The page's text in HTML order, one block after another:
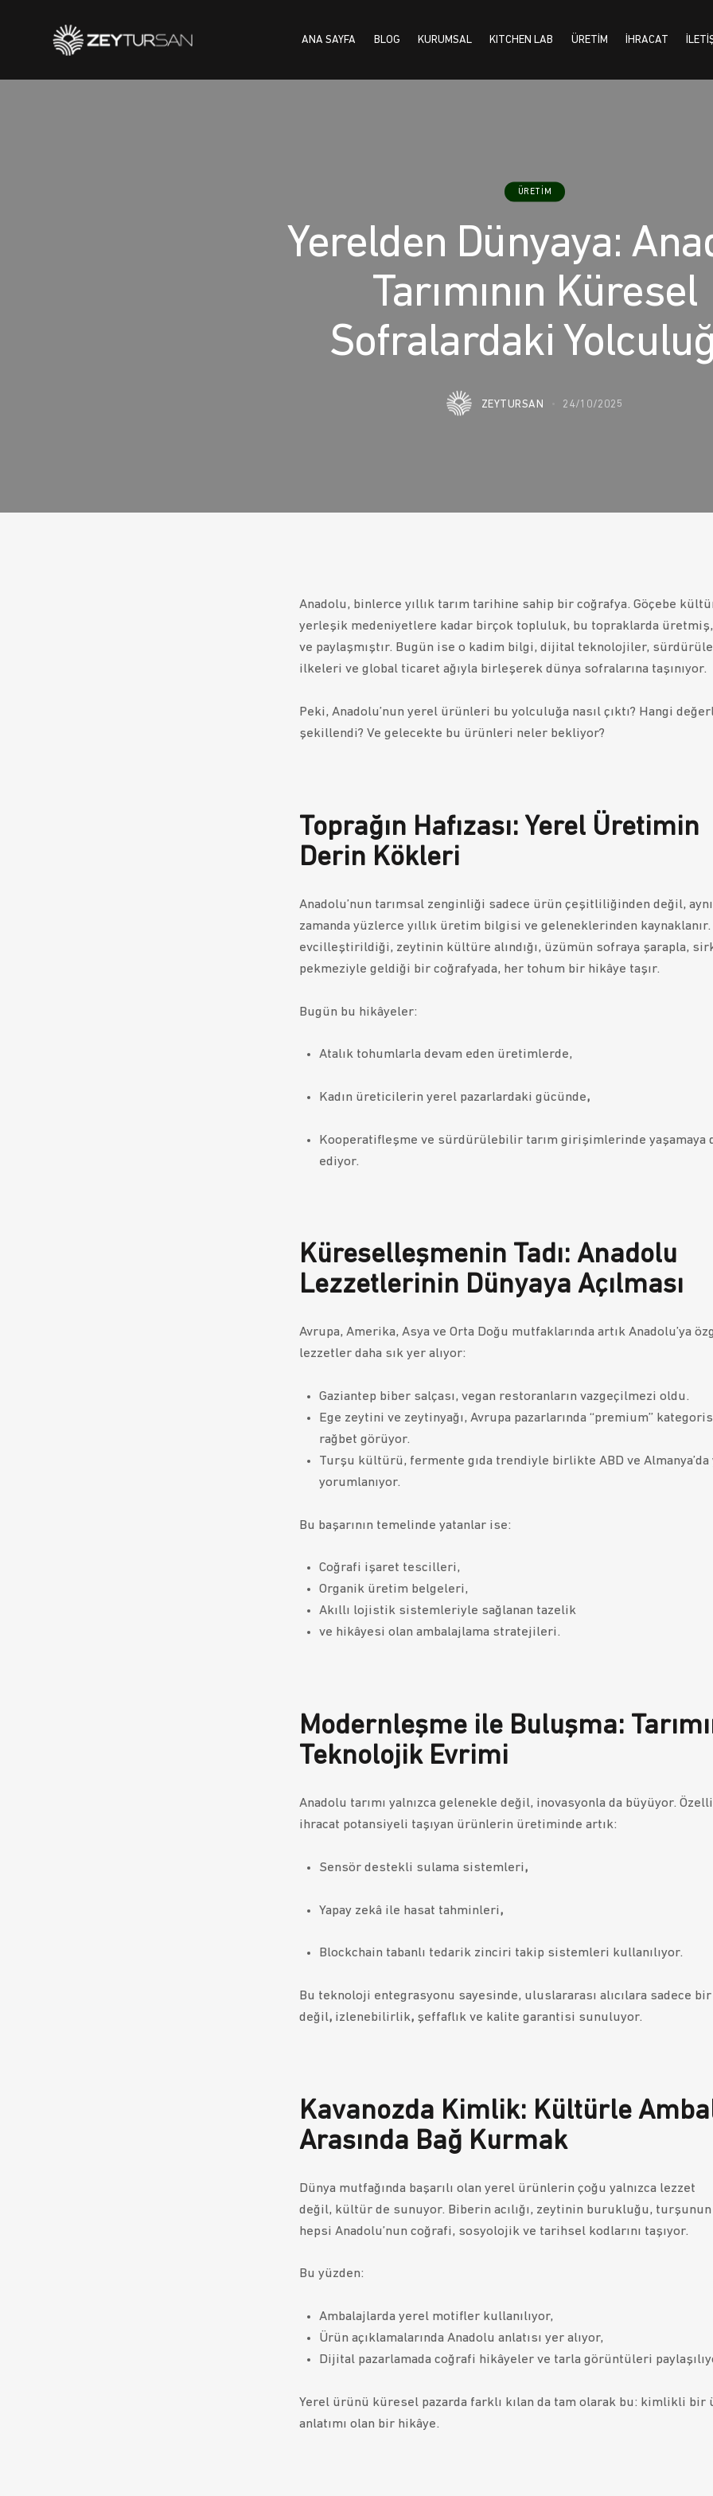
ANA SAYFA BLOG KURUMSAL KITCHEN LAB ÜRETİM İHRACAT
ÜRETIM
Yerelden Dünyaya:
Tarımının Küresel
Sofralardaki
ZEYTURSAN 24/10/2025
Anadolu, binlerce yıllık tarım tarihine sahip bir coğrafya. Göçebe
yerleşik medeniyetlere kadar birçok topluluk, bu topraklarda üretmiş,
ve paylaşmıştır. Bugün ise o kadim bilgi, dijital teknolojiler,
ilkeleri ve global ticaret ağıyla birleşerek dünya sofralarına taşınıyor.
Peki, Anadolu’nun yerel ürünleri bu yolculuğa nasıl çıktı? Hangi
şekillendi? Ve gelecekte bu ürünleri neler bekliyor?
Toprağın Hafızası: Yerel Üretimin
Derin Kökleri
Anadolu’nun tarımsal zenginliği sadece ürün çeşitliliğinden değil, aynı
zamanda yüzlerce yıllık üretim bilgisi ve geleneklerinden kaynaklanır.
evcilleştirildiği, zeytinin kültüre alındığı, üzümün sofraya şarapla,
pekmeziyle geldiği bir coğrafyada, her tohum bir hikâye taşır.
Bugün bu hikâyeler:
Atalık tohumlarla devam eden üretimlerde,
Kadın üreticilerin yerel pazarlardaki gücünde,
Kooperatifleşme ve sürdürülebilir tarım girişimlerinde yaşamaya
ediyor.
Küreselleşmenin Tadı: Anadolu
Lezzetlerinin Dünyaya Açılması
Avrupa, Amerika, Asya ve Orta Doğu mutfaklarında artık Anadolu’ya
lezzetler daha sık yer alıyor:
Gaziantep biber salçası, vegan restoranların vazgeçilmezi oldu.
Ege zeytini ve zeytinyağı, Avrupa pazarlarında “premium”
rağbet görüyor.
Turşu kültürü, fermente gıda trendiyle birlikte ABD ve Almanya’da
yorumlanıyor.
Bu başarının temelinde yatanlar ise:
Coğrafi işaret tescilleri,
Organik üretim belgeleri,
Akıllı lojistik sistemleriyle sağlanan tazelik
ve hikâyesi olan ambalajlama stratejileri.
Modernleşme ile Buluşma:
Teknolojik Evrimi
Anadolu tarımı yalnızca gelenekle değil, inovasyonla da büyüyor.
ihracat potansiyeli taşıyan ürünlerin üretiminde artık:
Sensör destekli sulama sistemleri,
Yapay zekâ ile hasat tahminleri,
Blockchain tabanlı tedarik zinciri takip sistemleri kullanılıyor.
Bu teknoloji entegrasyonu sayesinde, uluslararası alıcılara sadece
değil, izlenebilirlik, şeffaflık ve kalite garantisi sunuluyor.
Kavanozda Kimlik: Kültürle
Arasında Bağ Kurmak
Dünya mutfağında başarılı olan yerel ürünlerin çoğu yalnızca lezzet
değil, kültür de sunuyor. Biberin acılığı, zeytinin burukluğu,
hepsi Anadolu’nun coğrafi, sosyolojik ve tarihsel kodlarını taşıyor.
Bu yüzden:
Ambalajlarda yerel motifler kullanılıyor,
Ürün açıklamalarında Anadolu anlatısı yer alıyor,
Dijital pazarlamada coğrafi hikâyeler ve tarla görüntüleri
Yerel ürünü küresel pazarda farklı kılan da tam olarak bu: kimlikli bir
anlatımı olan bir hikâye.